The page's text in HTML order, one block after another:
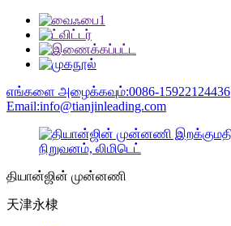
எங்களை அழைக்கவும்:0086-15922124436
Email:info@tianjinleading.com
தியான்ஜின் முன்னணி
天津永棣